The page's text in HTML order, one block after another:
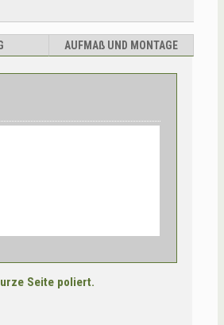
AUFMAß UND MONTAGE
Seite poliert.